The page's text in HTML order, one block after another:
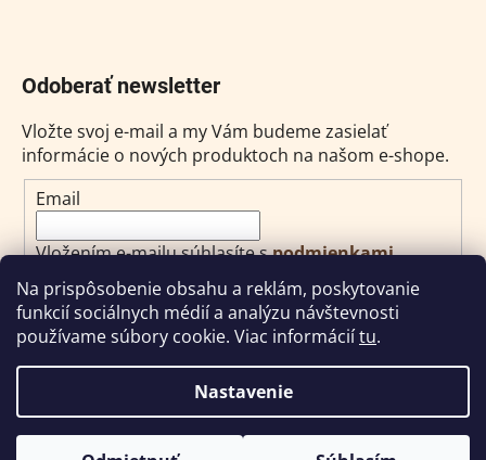
Na prispôsobenie obsahu a reklám, poskytovanie
funkcií sociálnych médií a analýzu návštevnosti
používame súbory cookie. Viac informáciítu.
Nastavenie
Odoberať newsletter
Vložte svoj e-mail a my Vám budeme zasielať
informácie o nových produktoch na našom e-shope.
Email
Vložením e-mailu súhlasíte spodmienkami
ochrany osobných údajov
PRIHLÁSIŤ SA
Vytvoril Shoptet